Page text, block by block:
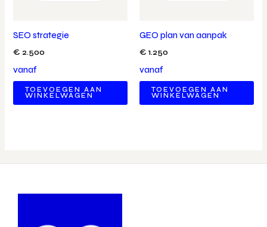
SEO strategie
€ 2.500
vanaf
TOEVOEGEN AAN
WINKELWAGEN
GEO plan van aanpak
€ 1.250
vanaf
TOEVOEGEN AAN
WINKELWAGEN